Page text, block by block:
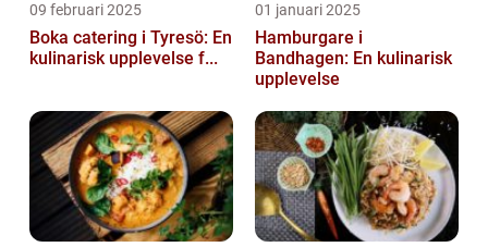
09 februari 2025
Boka catering i Tyresö: En
kulinarisk upplevelse f...
01 januari 2025
Hamburgare i
Bandhagen: En kulinarisk
upplevelse